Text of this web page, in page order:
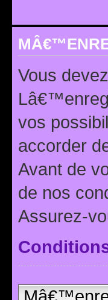
Vous
vos
accorder
Avant de
de nos
Assurez-